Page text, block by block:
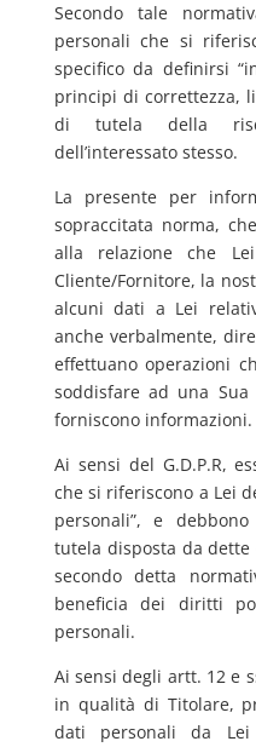
Secondo tale
personali che si
specifico da definirsi
principi di correttezza,
di tutela della
dell’interessato stesso.
La presente per
sopraccitata norma,
alla relazione che
Cliente/Fornitore, la
alcuni dati a Lei
anche verbalmente,
effettuano operazioni
soddisfare ad una
forniscono informazioni.
Ai sensi del G.D.P.R,
che si riferiscono a Lei
personali”, e
tutela disposta da dette
secondo detta
beneficia dei diritti
personali.
Ai sensi degli artt. 12 e
in qualità di Titolare,
dati personali da